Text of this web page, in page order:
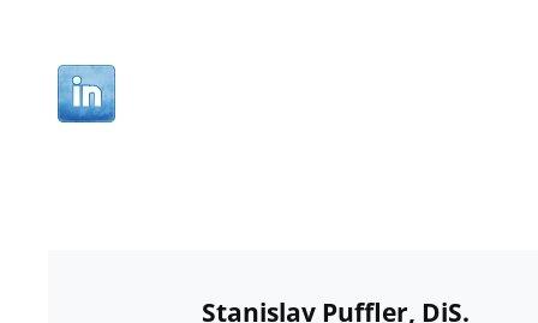
Author:
Stanislav Puffler, DiS.